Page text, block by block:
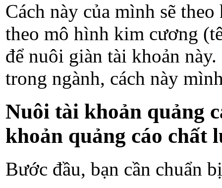
Cách này của mình sẽ
theo mô hình kim cương
để nuôi giàn tài khoản
trong ngành, cách này
Nuôi tài khoản quảng
khoản quảng cáo chất
Bước đầu, bạn cần chuẩn